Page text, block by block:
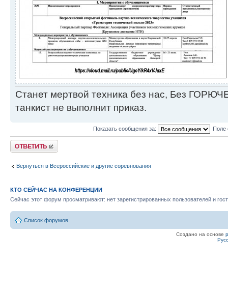
Станет мертвой техника без нас, Без
танкист не выполнит приказ.
Показать сообщения за: Поле
Ответить
Вернуться в Всероссийские и другие соревнования
КТО СЕЙЧАС НА КОНФЕРЕНЦИИ
Сейчас этот форум просматривают: нет зарегистрированных пользователей и
Список форумов
Создано на основе